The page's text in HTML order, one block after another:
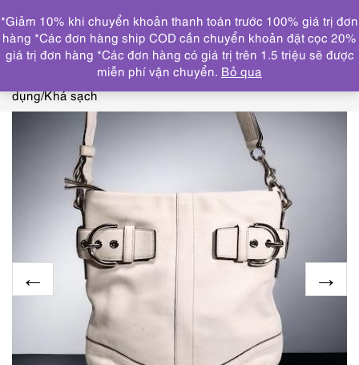
DANH MỤC
Trang chủ THƯƠNG HIỆU NỔI BẬT COACH
1468-
Túi đeo chéo-Coach white leather messenger bag-Đã sử
dụng/Khá sạch
*Giảm 10% khi chuyển khoản thanh toán trước 100% giá trị đơn
hàng *Các đơn hàng ship COD cần chuyển khoản đặt cọc 20%
giá trị đơn hàng *Các đơn hàng có giá trị trên 1.5 triệu sẽ được
miễn phí vận chuyển. Bỏ qua